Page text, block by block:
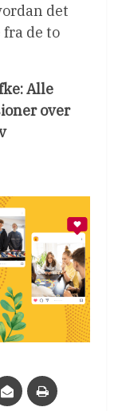
det
de to
Alle
over